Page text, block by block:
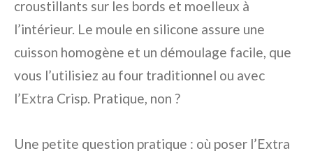
croustillants sur les bords et moelleux à
l’intérieur. Le moule en silicone assure une
cuisson homogène et un démoulage facile, que
vous l’utilisiez au four traditionnel ou avec
l’Extra Crisp. Pratique, non ?
Une petite question pratique : où poser l’Extra